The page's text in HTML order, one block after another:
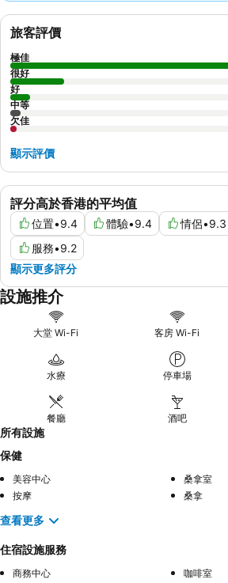
評分高於香港的平均值
位置•9.4 體驗•9.4 情侶•9.3
服務•9.2
顯示更多評分
旅客評價
極佳
很好
好
中等
欠佳
顯示評價
設施推介
大堂 Wi-Fi 客房 Wi-Fi
水療 停車場
餐廳 酒吧
所有設施
保健
美容中心
桑拿室
按摩
桑拿
查看更多
住宿設施服務
商務中心 咖啡室